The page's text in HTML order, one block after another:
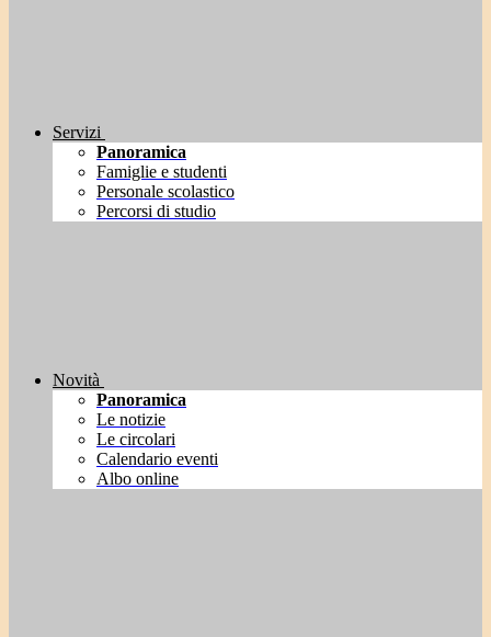
Servizi
Panoramica
Famiglie e studenti
Personale scolastico
Percorsi di studio
Novità
Panoramica
Le notizie
Le circolari
Calendario eventi
Albo online